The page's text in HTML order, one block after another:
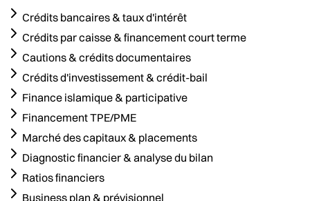
Crédits bancaires & taux d'intérêt
Crédits par caisse & financement court terme
Cautions & crédits documentaires
Crédits d'investissement & crédit-bail
Finance islamique & participative
Financement TPE/PME
Marché des capitaux & placements
Diagnostic financier & analyse du bilan
Ratios financiers
Business plan & prévisionnel